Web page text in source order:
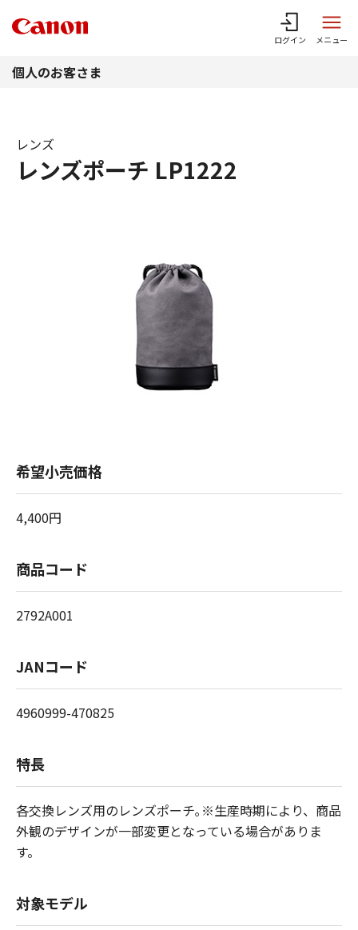
ログイン メニュー
個人のお客さま
レンズポーチ LP1222
レンズ
希望小売価格
4,400円
商品コード
2792A001
JANコード
4960999-470825
特長
各交換レンズ用のレンズポーチ｡※生産時期により、商品
外観のデザインが一部変更となっている場合がありま
す。
対象モデル